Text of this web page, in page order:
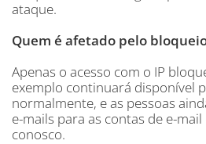
ataque.
Quem é afetado pelo
Apenas o acesso com o IP
exemplo continuará disponível
normalmente, e as pessoas
e-mails para as contas de e-
conosco.